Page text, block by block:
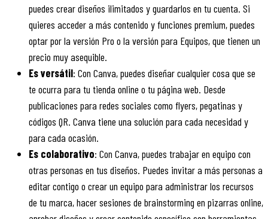
puedes crear diseños ilimitados y guardarlos en tu cuenta. Si
quieres acceder a más contenido y funciones premium, puedes
optar por la versión Pro o la versión para Equipos, que tienen un
precio muy asequible.
Es versátil: Con Canva, puedes diseñar cualquier cosa que se
te ocurra para tu tienda online o tu página web. Desde
publicaciones para redes sociales como flyers, pegatinas y
códigos QR. Canva tiene una solución para cada necesidad y
para cada ocasión.
Es colaborativo: Con Canva, puedes trabajar en equipo con
otras personas en tus diseños. Puedes invitar a más personas a
editar contigo o crear un equipo para administrar los recursos
de tu marca, hacer sesiones de brainstorming en pizarras online,